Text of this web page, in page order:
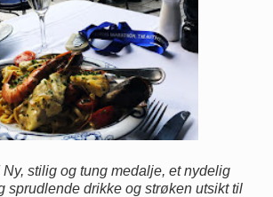
stilig og tung medalje, et nydelig
sprudlende drikke og strøken utsikt til